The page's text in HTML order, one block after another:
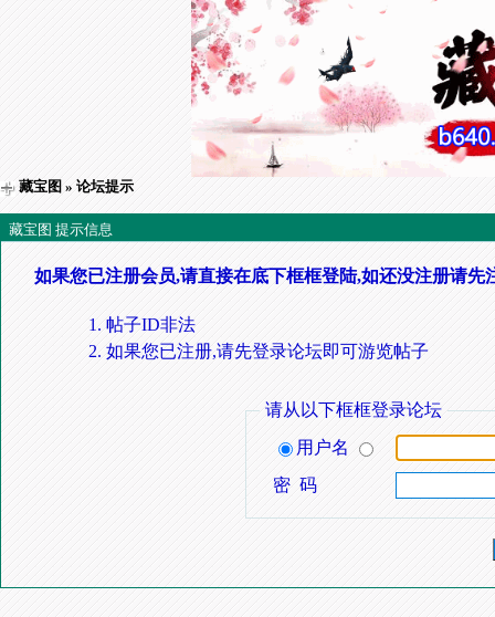
藏宝图 » 论坛提示
藏宝图 提示信息
如果您已注册会员,请直接在底下框框登陆,如还没注册请先
帖子ID非法
如果您已注册,请先登录论坛即可游览帖子
请从以下框框登录论坛
用户名
密 码